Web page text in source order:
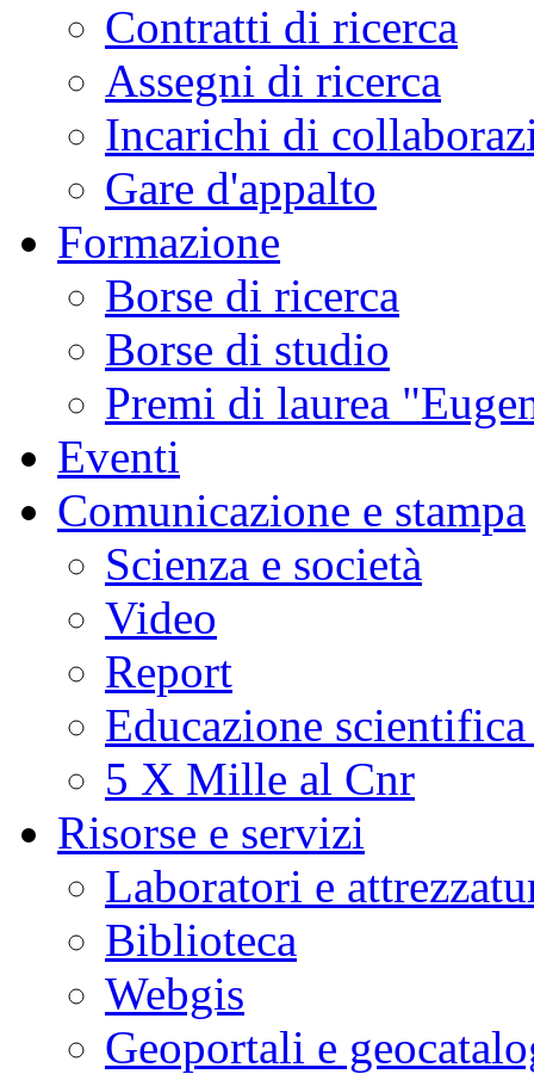
Contratti di ricerca
Assegni di ricerca
Incarichi di
Gare d'appalto
Formazione
Borse di ricerca
Borse di studio
Premi di laurea
Eventi
Comunicazione e stampa
Scienza e società
Video
Report
Educazione
5 X Mille al Cnr
Risorse e servizi
Laboratori e
Biblioteca
Webgis
Geoportali e